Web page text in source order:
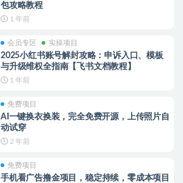
包攻略教程
1 年前
会员专区 实操项目
2025小红书账号解封攻略：申诉入口、模板
与升级维权全指南【飞书文档教程】
1 年前
免费项目
AI一键换衣换装，完全免费开源，上传照片自
动试穿
2 年前
免费项目
手机看广告撸金项目，稳定持续，零成本项目